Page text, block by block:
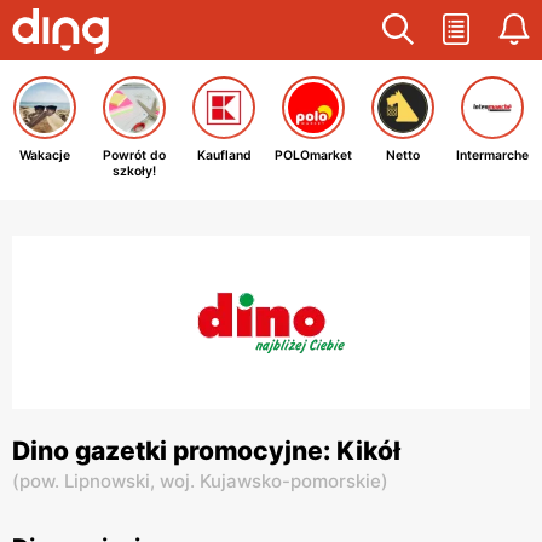
Wakacje
Powrót do
szkoły!
Kaufland POLOmarket Netto Intermarche
Dino gazetki promocyjne: Kikół
(pow. Lipnowski, woj. Kujawsko-pomorskie)